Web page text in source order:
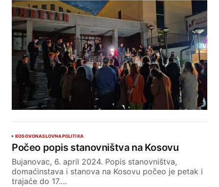
KOSOVONASLOVNAPOLITIKA
Počeo popis stanovništva na Kosovu
Bujanovac, 6. april 2024. Popis stanovništva,
domaćinstava i stanova na Kosovu počeo je petak i
trajaće do 17.…